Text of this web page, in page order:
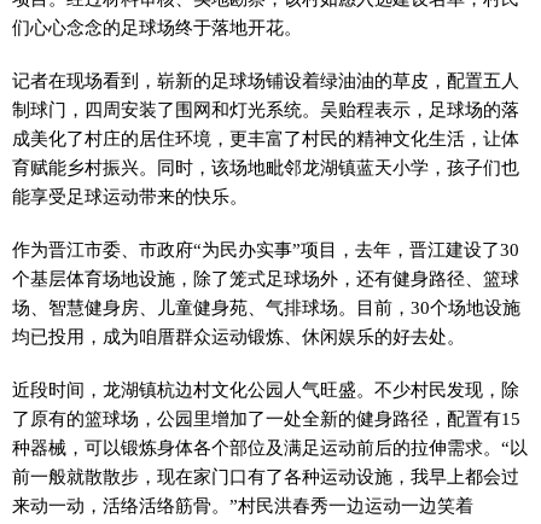
们心心念念的足球场终于落地开花。
记者在现场看到，崭新的足球场铺设着绿油油的草皮，配置五人
制球门，四周安装了围网和灯光系统。吴贻程表示，足球场的落
成美化了村庄的居住环境，更丰富了村民的精神文化生活，让体
育赋能乡村振兴。同时，该场地毗邻龙湖镇蓝天小学，孩子们也
能享受足球运动带来的快乐。
作为晋江市委、市政府“为民办实事”项目，去年，晋江建设了30
个基层体育场地设施，除了笼式足球场外，还有健身路径、篮球
场、智慧健身房、儿童健身苑、气排球场。目前，30个场地设施
均已投用，成为咱厝群众运动锻炼、休闲娱乐的好去处。
近段时间，龙湖镇杭边村文化公园人气旺盛。不少村民发现，除
了原有的篮球场，公园里增加了一处全新的健身路径，配置有15
种器械，可以锻炼身体各个部位及满足运动前后的拉伸需求。“以
前一般就散散步，现在家门口有了各种运动设施，我早上都会过
来动一动，活络活络筋骨。”村民洪春秀一边运动一边笑着